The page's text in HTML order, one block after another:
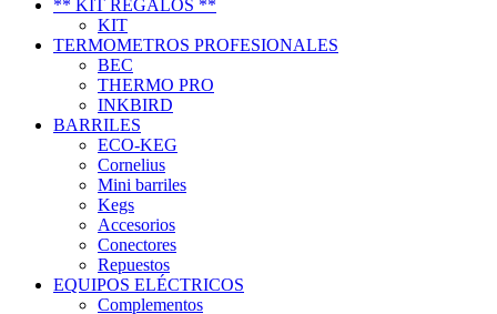
** KIT REGALOS **
KIT
TERMOMETROS PROFESIONALES
BEC
THERMO PRO
INKBIRD
BARRILES
ECO-KEG
Cornelius
Mini barriles
Kegs
Accesorios
Conectores
Repuestos
EQUIPOS ELÉCTRICOS
Complementos